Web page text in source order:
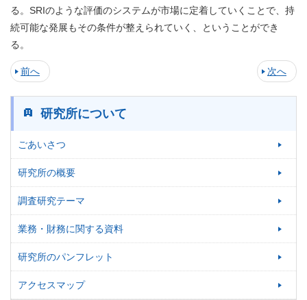
る。SRIのような評価のシステムが市場に定着していくことで、持
続可能な発展もその条件が整えられていく、ということができ
る。
前へ 次へ
研究所について
ごあいさつ
研究所の概要
調査研究テーマ
業務・財務に関する資料
研究所のパンフレット
アクセスマップ